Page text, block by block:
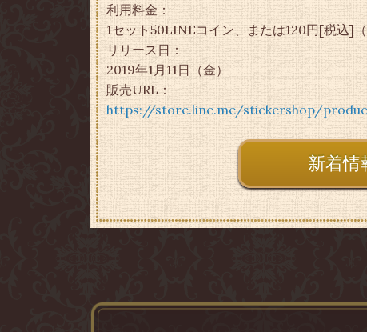
利用料金：
1セット50LINEコイン、または120円[税込]（
リリース日：
2019年1月11日（金）
販売URL：
https://store.line.me/stickershop/
新着情